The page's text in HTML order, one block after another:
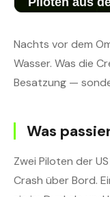
Nachts vor dem
Wasser. Was die
Besatzung —
Was
Zwei Piloten der
Crash über Bord.